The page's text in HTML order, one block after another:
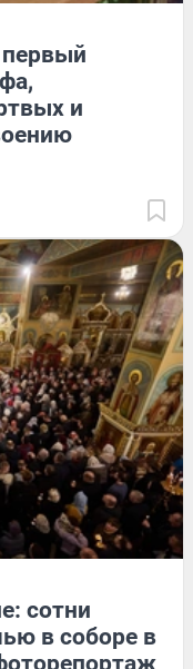
и
сотни
в соборе в